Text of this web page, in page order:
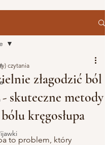
złagodzić ból
- skuteczne metody
kręgosłupa
czytania
NaN z 5 gwiazdek.
to problem, który